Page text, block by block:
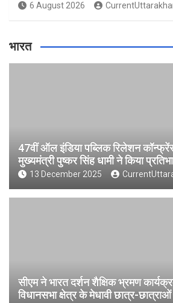
6 August 2026
भारत
47वीं ऑल इंडिया पब्लिक रिलेशन
मुख्यमंत्री पुष्कर सिंह धामी ने किया
13 December 2025
सीएम ने भारत दर्शन शैक्षिक भ्रमण
विधानसभा क्षेत्र के मेधावी छात्र-